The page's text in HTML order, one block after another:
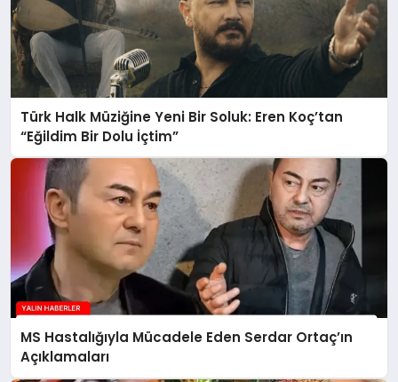
Türk Halk Müziğine Yeni Bir Soluk: Eren Koç’tan
“Eğildim Bir Dolu İçtim”
MS Hastalığıyla Mücadele Eden Serdar Ortaç’ın
Açıklamaları